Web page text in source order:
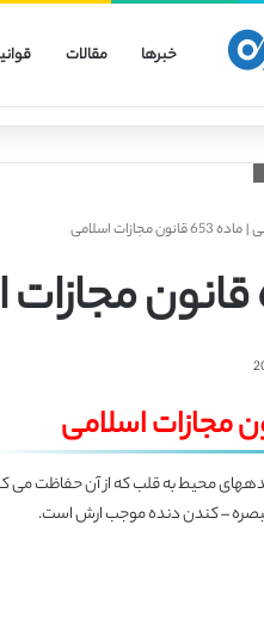
خبرها مقالات
|ماده 653 قانون مجازات اسلامی
محیط به قلب که از آن حفاظت می
– کندن دنده موجب ارش است.